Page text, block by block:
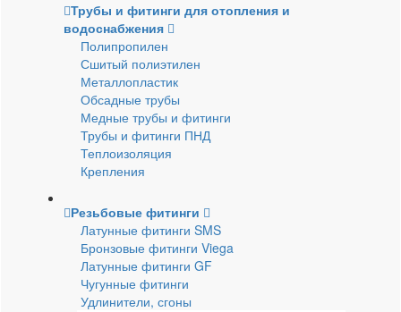
Трубы и фитинги для отопления и
водоснабжения
Полипропилен
Сшитый полиэтилен
Металлопластик
Обсадные трубы
Медные трубы и фитинги
Трубы и фитинги ПНД
Теплоизоляция
Крепления
Резьбовые фитинги
Латунные фитинги SMS
Бронзовые фитинги Viega
Латунные фитинги GF
Чугунные фитинги
Удлинители, сгоны